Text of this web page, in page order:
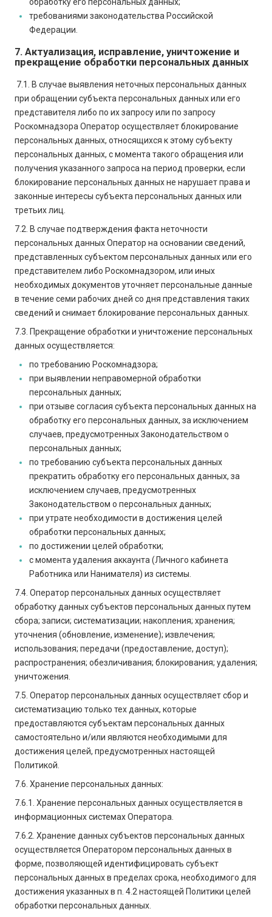
требованиями законодательства Российской
Федерации.
7. Актуализация, исправление, уничтожение и
прекращение обработки персональных данных
7.1. В случае выявления неточных персональных данных
при обращении субъекта персональных данных или его
представителя либо по их запросу или по запросу
Роскомнадзора Оператор осуществляет блокирование
персональных данных, относящихся к этому субъекту
персональных данных, с момента такого обращения или
получения указанного запроса на период проверки, если
блокирование персональных данных не нарушает права и
законные интересы субъекта персональных данных или
третьих лиц.
7.2. В случае подтверждения факта неточности
персональных данных Оператор на основании сведений,
представленных субъектом персональных данных или его
представителем либо Роскомнадзором, или иных
необходимых документов уточняет персональные данные
в течение семи рабочих дней со дня представления таких
сведений и снимает блокирование персональных данных.
7.3. Прекращение обработки и уничтожение персональных
данных осуществляется:
по требованию Роскомнадзора;
при выявлении неправомерной обработки
персональных данных;
при отзыве согласия субъекта персональных данных на
обработку его персональных данных, за исключением
случаев, предусмотренных Законодательством о
персональных данных;
по требованию субъекта персональных данных
прекратить обработку его персональных данных, за
исключением случаев, предусмотренных
Законодательством о персональных данных;
при утрате необходимости в достижения целей
обработки персональных данных;
по достижении целей обработки;
с момента удаления аккаунта (Личного кабинета
Работника или Нанимателя) из системы.
7.4. Оператор персональных данных осуществляет
обработку данных субъектов персональных данных путем
сбора; записи; систематизации; накопления; хранения;
уточнения (обновление, изменение); извлечения;
использования; передачи (предоставление, доступ);
распространения; обезличивания; блокирования; удаления;
уничтожения.
7.5. Оператор персональных данных осуществляет сбор и
систематизацию только тех данных, которые
предоставляются субъектам персональных данных
самостоятельно и/или являются необходимыми для
достижения целей, предусмотренных настоящей
Политикой.
7.6. Хранение персональных данных:
7.6.1. Хранение персональных данных осуществляется в
информационных системах Оператора.
7.6.2. Хранение данных субъектов персональных данных
осуществляется Оператором персональных данных в
форме, позволяющей идентифицировать субъект
персональных данных в пределах срока, необходимого для
достижения указанных в п. 4.2 настоящей Политики целей
обработки персональных данных.